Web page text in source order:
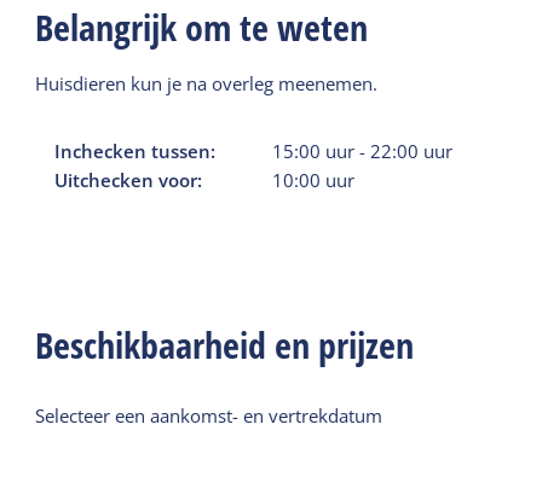
Belangrijk om te weten
Huisdieren kun je na overleg meenemen.
Inchecken tussen: 15:00 uur -22:00 uur
Uitchecken voor:
10:00 uur
Beschikbaarheid en prijzen
Selecteer een aankomst- en vertrekdatum